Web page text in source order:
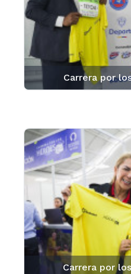
Carrera por
Carrera por